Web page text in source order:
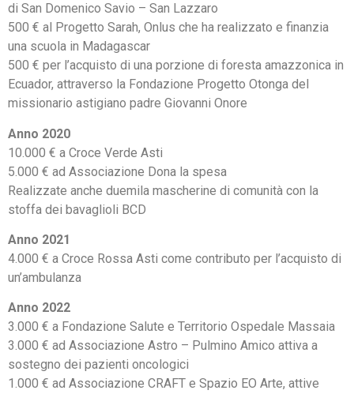
di San Domenico Savio – San Lazzaro
500 € al Progetto Sarah, Onlus che ha realizzato e finanzia
una scuola in Madagascar
500 € per l’acquisto di una porzione di foresta amazzonica in
Ecuador, attraverso la Fondazione Progetto Otonga del
missionario astigiano padre Giovanni Onore
Anno 2020
10.000 € a Croce Verde Asti
5.000 € ad Associazione Dona la spesa
Realizzate anche duemila mascherine di comunità con la
stoffa dei bavaglioli BCD
Anno 2021
4.000 € a Croce Rossa Asti come contributo per l’acquisto di
un’ambulanza
Anno 2022
3.000 € a Fondazione Salute e Territorio Ospedale Massaia
3.000 € ad Associazione Astro – Pulmino Amico attiva a
sostegno dei pazienti oncologici
1.000 € ad Associazione CRAFT e Spazio EO Arte, attive